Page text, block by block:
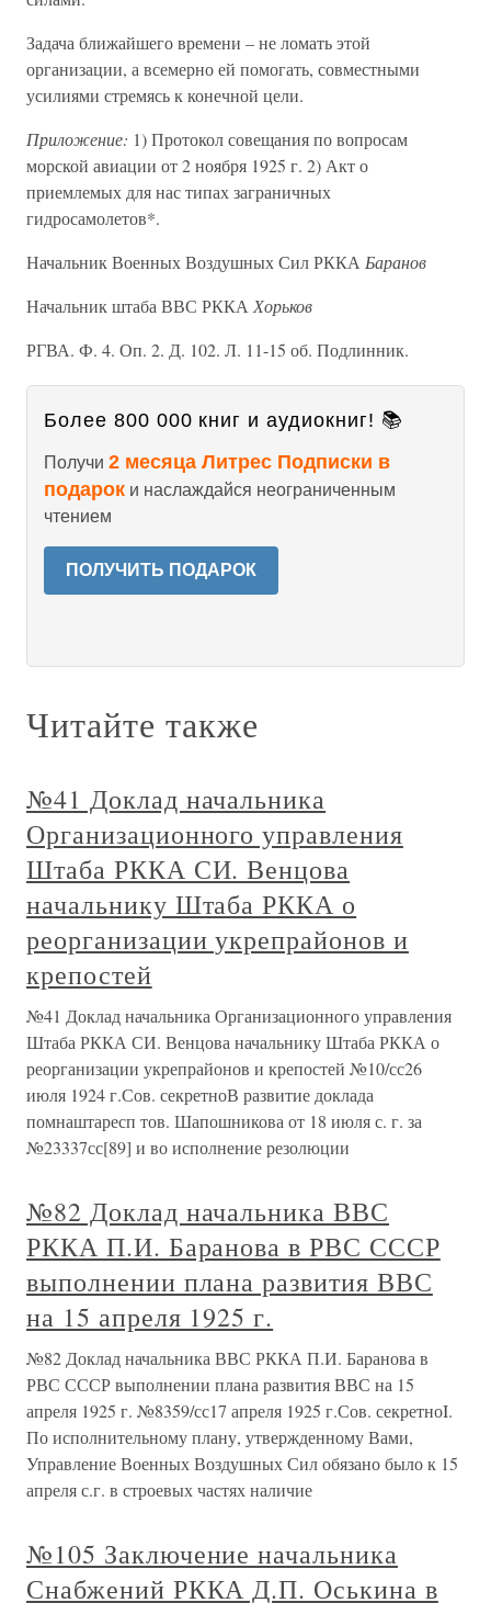
Задача ближайшего времени – не ломать этой
организации, а всемерно ей помогать, совместными
усилиями стремясь к конечной цели.
Приложение: 1) Протокол совещания по вопросам
морской авиации от 2 ноября 1925 г. 2) Акт о
приемлемых для нас типах заграничных
гидросамолетов*.
Начальник Военных Воздушных Сил РККА Баранов
Начальник штаба ВВС РККА Хорьков
РГВА. Ф. 4. Оп. 2. Д. 102. Л. 11-15 об. Подлинник.
Более 800 000 книг и аудиокниг! 📚
Получи 2 месяца Литрес Подписки в
подарок и наслаждайся неограниченным
чтением
ПОЛУЧИТЬ ПОДАРОК
Читайте также
№41 Доклад начальника
Организационного управления
Штаба РККА СИ. Венцова
начальнику Штаба РККА о
реорганизации укрепрайонов и
крепостей
№41 Доклад начальника Организационного управления
Штаба РККА СИ. Венцова начальнику Штаба РККА о
реорганизации укрепрайонов и крепостей №10/сс26
июля 1924 г.Сов. секретноВ развитие доклада
помнаштаресп тов. Шапошникова от 18 июля с. г. за
№23337сс[89] и во исполнение резолюции
№82 Доклад начальника ВВС
РККА П.И. Баранова в РВС СССР
выполнении плана развития ВВС
на 15 апреля 1925 г.
№82 Доклад начальника ВВС РККА П.И. Баранова в
РВС СССР выполнении плана развития ВВС на 15
апреля 1925 г. №8359/сс17 апреля 1925 г.Сов. секретноI.
По исполнительному плану, утвержденному Вами,
Управление Военных Воздушных Сил обязано было к 15
апреля с.г. в строевых частях наличие
№105 Заключение начальника
Снабжений РККА Д.П. Оськина в